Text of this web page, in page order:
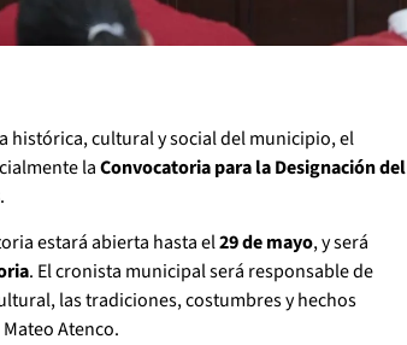
histórica, cultural y social del municipio, el
laConvocatoria para la Designación del
.
estará abierta hasta el29 de mayo, y será
. El cronista municipal será responsable de
las tradiciones, costumbres y hechos
Atenco.